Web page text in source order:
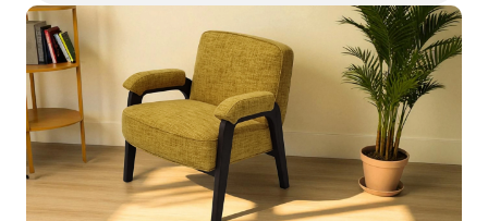
hørblanding eller polyester - nylon) giver varig komfort.
Den afrundede silhuet og den mørke træ-/metalbase
blander charme fra midten af århundredet med moderne
funktionalitet, perfekt til stilfuldt at løfte loungehjørner,
læsepladser eller lobbyventeområder på hoteller.